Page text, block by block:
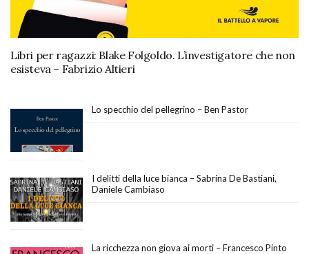
Libri per ragazzi: Blake Folgoldo. L’investigatore che non
esisteva – Fabrizio Altieri
Lo specchio del pellegrino – Ben Pastor
I delitti della luce bianca – Sabrina De Bastiani,
Daniele Cambiaso
La ricchezza non giova ai morti – Francesco Pinto